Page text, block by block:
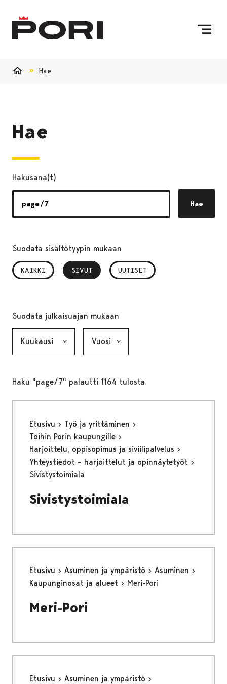
Hae
Hae
Hakusana(t)
Hae
Suodata sisältötyypin mukaan
KAIKKI SIVUT
, VALITTU UUTISET
Suodata julkaisuajan mukaan
Haku "page/7" palautti 1164 tulosta
Etusivu
Työ ja yrittäminen
Töihin Porin kaupungille
Harjoittelu, oppisopimus ja siviilipalvelus
Yhteystiedot – harjoittelut ja opinnäytetyöt
Sivistystoimiala
Sivistystoimiala
Etusivu Asuminen ja ympäristö
Asuminen
Kaupunginosat ja alueet
Meri-Pori
Meri-Pori
Etusivu
Asuminen ja ympäristö